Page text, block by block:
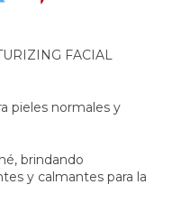
FACIAL
pieles normales y
brindando
y calmantes para la